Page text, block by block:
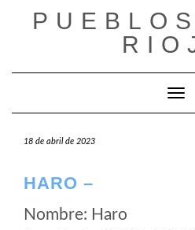
18 de abril de 2023
HARO –
Nombre: Haro